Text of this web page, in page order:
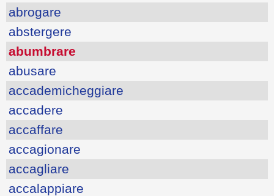
abrogare
abstergere
abumbrare
abusare
accademicheggiare
accadere
accaffare
accagionare
accagliare
accalappiare